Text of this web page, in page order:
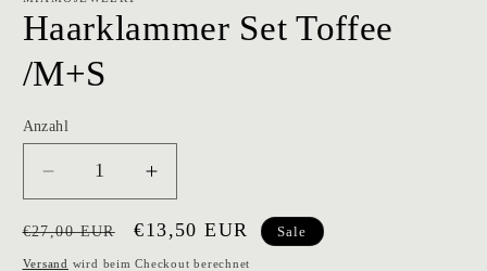
Haarklammer Set Toffee
/M+S
Anzahl
Verringere
die
Menge
für
Erhöhe
die
Menge
für
Normaler
Preis
€27,00 EUR Verkaufspreis
€13,50 EUR Sale
Versand wird beim Checkout berechnet